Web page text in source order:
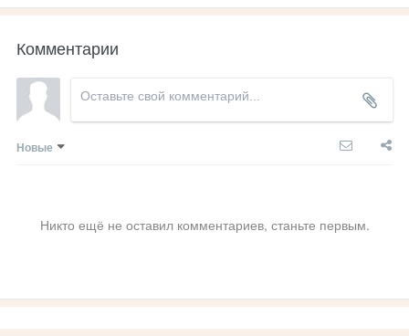
Комментарии
Новые
Никто ещё не оставил комментариев, станьте первым.